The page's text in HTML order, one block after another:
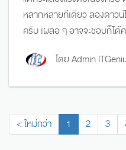
หลากหลายทีเดียว ลองดาว
ครับ เผลอ ๆ อาจจะชอบก็ได้
โดย Admin
< ใหม่กว่า 1 2 3